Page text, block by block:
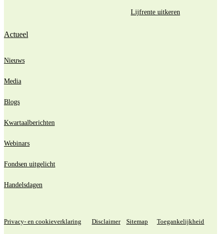
Lijfrente uitkeren
Actueel
Nieuws
Media
Blogs
Kwartaalberichten
Webinars
Fondsen uitgelicht
Handelsdagen
Privacy- en cookieverklaring Disclaimer Sitemap Toegankelijkheid